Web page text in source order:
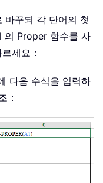
바꾸되 각 단어의 첫
의 Proper 함수를 사
세요：
다음 수식을 입력하
：